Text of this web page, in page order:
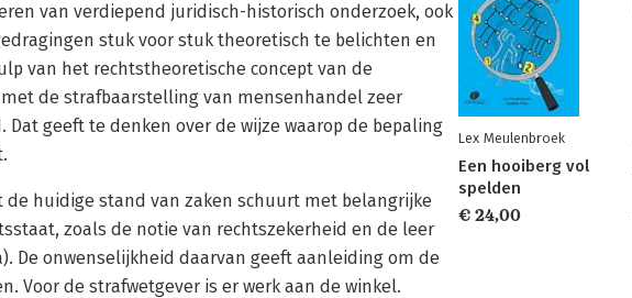
van verdiepend juridisch-historisch onderzoek, ook
stuk voor stuk theoretisch te belichten en
van het rechtstheoretische concept van de
de strafbaarstelling van mensenhandel zeer
geeft te denken over de wijze waarop de bepaling
huidige stand van zaken schuurt met belangrijke
zoals de notie van rechtszekerheid en de leer
De onwenselijkheid daarvan geeft aanleiding om de
Voor de strafwetgever is er werk aan de winkel.
Lex Meulenbroek
Een hooiberg vol
spelden
€ 24,00